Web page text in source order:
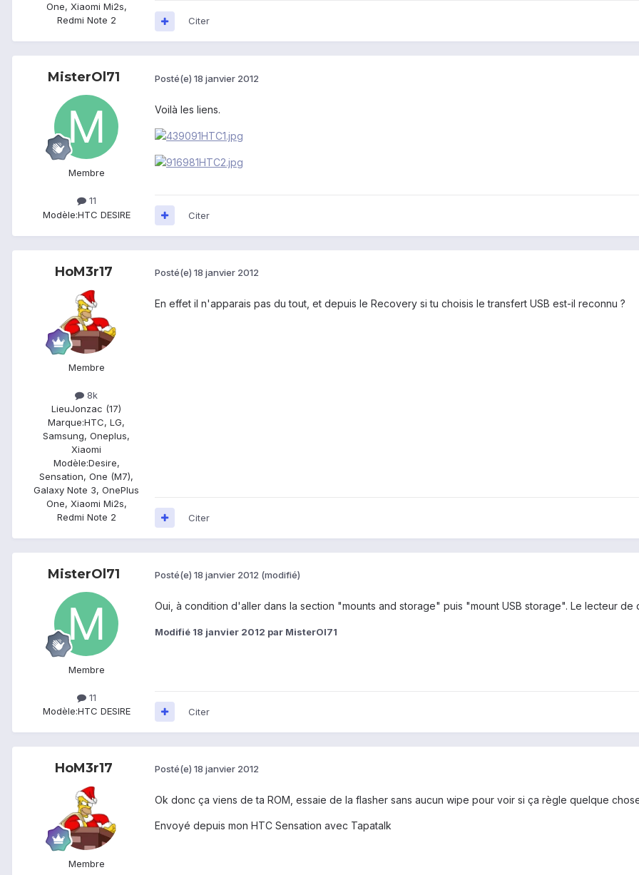
One, Xiaomi Mi2s,
Redmi Note 2
Citer
MisterOl71
Membre
11
Modèle:HTC DESIRE
Posté(e) 18 janvier 2012
Voilà les liens.
Citer
HoM3r17
Membre
8k
LieuJonzac (17)
Marque:HTC, LG,
Samsung, Oneplus,
Xiaomi
Modèle:Desire,
Sensation, One (M7),
Galaxy Note 3, OnePlus
One, Xiaomi Mi2s,
Redmi Note 2
Posté(e) 18 janvier 2012
En effet il n'apparais pas du tout, et depuis le Recovery si tu choisis le transfert USB est-il reconnu ?
Citer
MisterOl71
Membre
11
Modèle:HTC DESIRE
Posté(e) 18 janvier 2012 (modifié)
Oui, à condition d'aller dans la section "mounts and storage" puis "mount USB storage". Le lecteur
Modifié 18 janvier 2012 par MisterOl71
Citer
HoM3r17
Membre
Posté(e) 18 janvier 2012
Ok donc ça viens de ta ROM, essaie de la flasher sans aucun wipe pour voir si ça règle quelque
Envoyé depuis mon HTC Sensation avec Tapatalk